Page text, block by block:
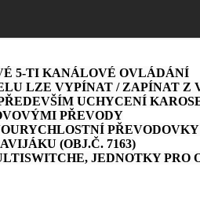
5-TI KANÁLOVÉ OVLÁDÁNÍ
LZE VYPÍNAT / ZAPÍNAT Z
UCHYCENÍ
PŘEVODY
PŘEVODOVKY
(OBJ.Č. 7163)
JEDNOTKY